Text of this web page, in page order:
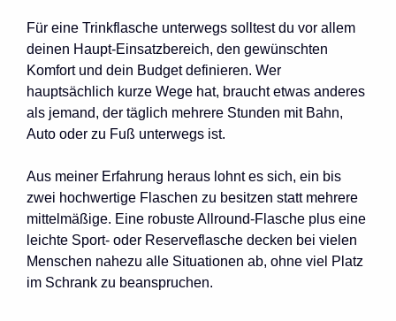
Für eine Trinkflasche unterwegs solltest du vor allem
deinen Haupt-Einsatzbereich, den gewünschten
Komfort und dein Budget definieren. Wer
hauptsächlich kurze Wege hat, braucht etwas anderes
als jemand, der täglich mehrere Stunden mit Bahn,
Auto oder zu Fuß unterwegs ist.
Aus meiner Erfahrung heraus lohnt es sich, ein bis
zwei hochwertige Flaschen zu besitzen statt mehrere
mittelmäßige. Eine robuste Allround-Flasche plus eine
leichte Sport- oder Reserveflasche decken bei vielen
Menschen nahezu alle Situationen ab, ohne viel Platz
im Schrank zu beanspruchen.